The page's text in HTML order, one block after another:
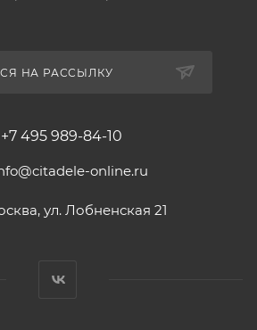
НА РАССЫЛКУ
+7 495 989-84-10
online.ru
ул. Лобненская 21